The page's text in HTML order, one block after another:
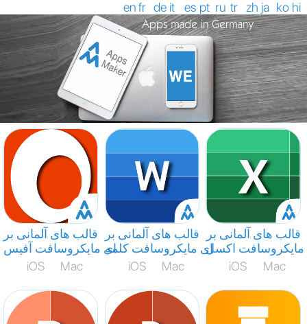
hi
ko
ja
zh
tr
ru
pt
es
it
de
fr
en
قالب های آلمانی بر
ای مایکروسافت آفیس
iOS
Mac
قالب های آلمانی بر
ای مایکروسافت کلمه
iOS
Mac
قالب های آلمانی بر
مایکروسافت اکسل
iOS
Mac